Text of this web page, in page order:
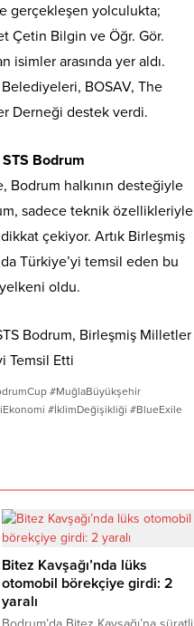
gerçekleşen yolculukta;
Çetin Bilgin ve Öğr. Gör.
isimler arasında yer aldı.
BOSAV, The
Derneği destek verdi.
Bodrum
Bodrum halkının desteğiyle
sadece teknik özellikleriyle
çekiyor. Artık Birleşmiş
Türkiye’yi temsil eden bu
oldu.
#MuğlaBüyükşehir
#İklimDeğişikliği #BlueExile
Bitez Kavşağı’nda lüks
otomobil börekçiye girdi: 2
yaralı